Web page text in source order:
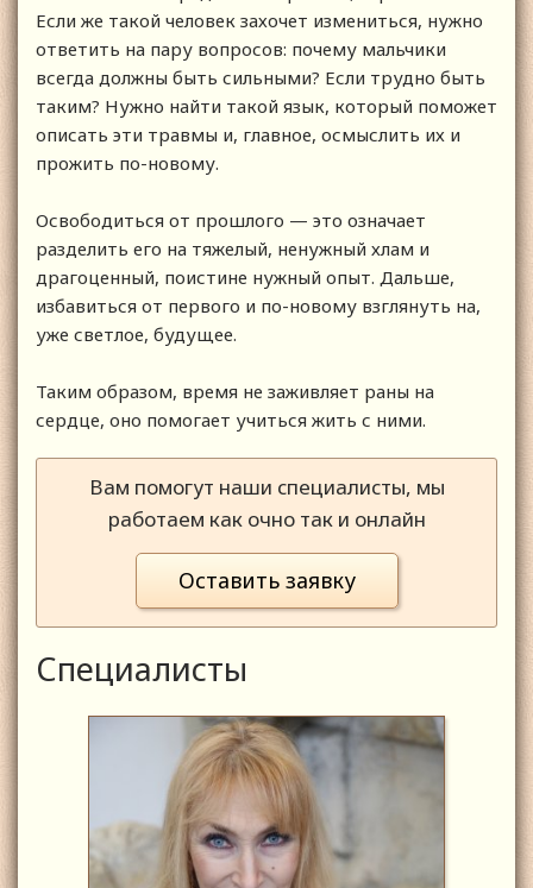
Если же такой человек захочет измениться, нужно
ответить на пару вопросов: почему мальчики
всегда должны быть сильными? Если трудно быть
таким? Нужно найти такой язык, который поможет
описать эти травмы и, главное, осмыслить их и
прожить по-новому.
Освободиться от прошлого — это означает
разделить его на тяжелый, ненужный хлам и
драгоценный, поистине нужный опыт. Дальше,
избавиться от первого и по-новому взглянуть на,
уже светлое, будущее.
Таким образом, время не заживляет раны на
сердце, оно помогает учиться жить с ними.
Вам помогут наши специалисты, мы
работаем как очно так и онлайн
Оставить заявку
Специалисты